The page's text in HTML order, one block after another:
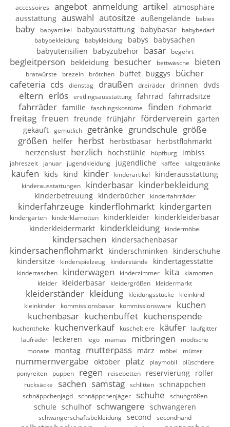
accessoires angebot anmeldung artikel atmosphäre
ausstattung auswahl autositze außengelände babies
baby babyartikel babyausstattung babybasar
babybedarf
babybekleidung
babykleidung babys
babysachen
babyutensilien
babyzubehör basar begehrt
begleitperson bekleidung besucher bettwäsche bieten
bratwürste brezeln brötchen buffet buggys
bücher
cafeteria cds dienstag draußen dreiräder drinnen dvds
eltern erlös erstlingsausstattung fahrrad fahrradsitze
fahrräder familie faschingskostüme finden flohmarkt
freitag freuen freunde frühjahr förderverein garten
gekauft
gemütlich getränke grundschule größe
größen
helfer herbst herbstbasar herbstflohmarkt
herzenslust herzlich hochstühle hüpfburg imbiss
jahreszeit januar jugendkleidung jugendliche kaffee kaltgetränke
kaufen kids kind kinder kinderartikel kinderausstattung
kinderausstattungen kinderbasar kinderbekleidung
kinderbetreuung kinderbücher kinderfahrräder
kinderfahrzeuge kinderflohmarkt kindergarten
kindergärten kinderklamotten kinderkleider kinderkleiderbasar
kinderkleidermarkt kinderkleidung kindermöbel
kindersachen kindersachenbasar
kindersachenflohmarkt kinderschminken
kinderschuhe
kindersitze
kinderspielzeug kinderstände kindertagesstätte
kindertaschen kinderwagen kinderzimmer kita
klamotten
kleider
kleiderbasar kleidergrößen kleidermarkt
kleiderständer kleidung kleidungsstücke
kleinkind
kleinkinder
kommissionsbasar kommissionsware
kuchen
kuchenbasar kuchenbuffet kuchenspende
kuchentheke kuchenverkauf kuscheltiere käufer
laufgitter
laufräder
leckeren lego mamas mitbringen
modische
monate
montag mutterpass märz möbel mütter
nummernvergabe oktober platz playmobil
plüschtiere
ponyreiten
puppen regen reisebetten reservierung roller
rucksäcke sachen samstag schlitten schnäppchen
schnäppchenjagd schnäppchenjäger schuhe schuhgrößen
schule schulhof schwangere schwangeren
schwangerschaftsbekleidung second secondhand